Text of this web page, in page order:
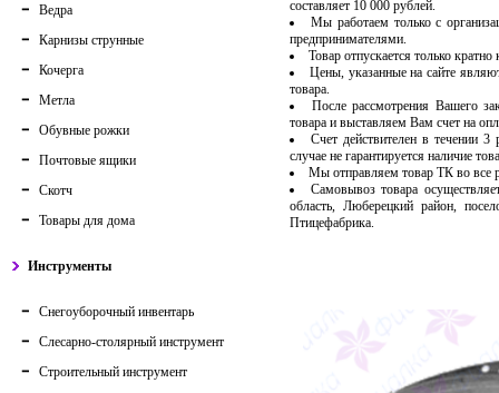
Ведра
Карнизы струнные
Кочерга
Метла
Обувные рожки
Почтовые ящики
Скотч
Товары для дома
Инструменты
Снегоуборочный инвентарь
Слесарно-столярный инструмент
Строительный инструмент
составляет 10 000 рублей.
Мы работаем только с
предпринимателями.
Товар отпускается только
Цены, указанные на сайте
товара.
После рассмотрения Вашего
товара и выставляем Вам счет на
Счет действителен в течении
случае не гарантируется наличие
Мы отправляем товар ТК во
Самовывоз товара
область, Люберецкий район,
Птицефабрика.